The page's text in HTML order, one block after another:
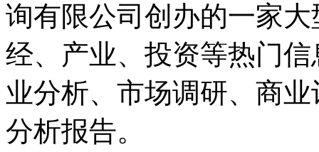
询有限公司创办的一家
经、产业、投资等热门
业分析、市场调研、商
分析报告。